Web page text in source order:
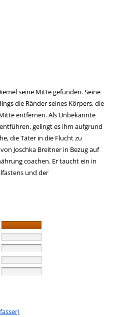
seine Mitte gefunden. Seine
die Ränder seines Körpers, die
entfernen. Als Unbekannte
gelingt es ihm aufgrund
die Täter in die Flucht zu
Joschka Breitner in Bezug auf
coachen. Er taucht ein in
und der